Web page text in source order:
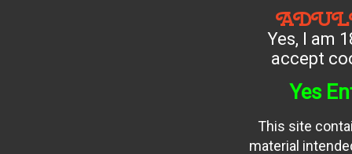
Yes, I am
accept
Yes
This site
material